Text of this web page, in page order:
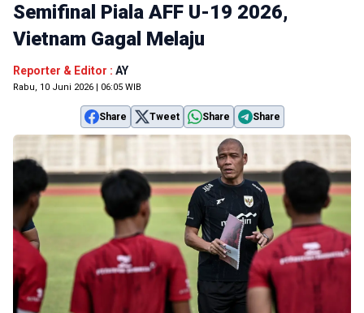
Semifinal Piala AFF U-19 2026,
Vietnam Gagal Melaju
Reporter & Editor : AY
Rabu, 10 Juni 2026 | 06:05 WIB
Share Tweet Share Share